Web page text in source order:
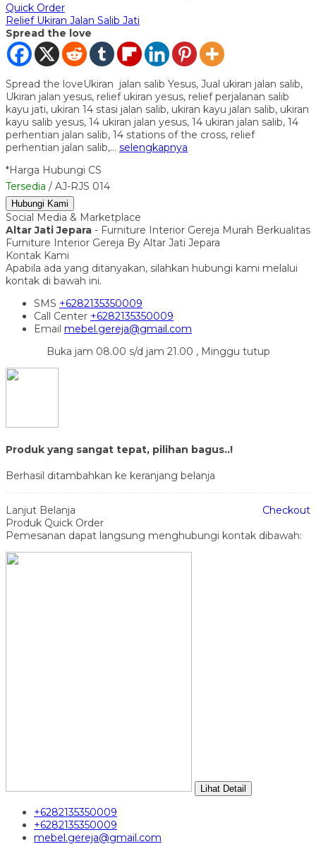
Quick Order
Relief Ukiran Jalan Salib Jati
Spread the love
Spread the loveUkiran jalan salib Yesus, Jual ukiran jalan salib,
Ukiran jalan yesus, relief ukiran yesus, relief perjalanan salib
kayu jati, ukiran 14 stasi jalan salib, ukiran kayu jalan salib, ukiran
kayu salib yesus, 14 ukiran jalan yesus, 14 ukiran jalan salib, 14
perhentian jalan salib, 14 stations of the cross, relief
perhentian jalan salib,… selengkapnya
*Harga Hubungi CS
Tersedia / AJ-RJS 014
Hubungi Kami
Social Media & Marketplace
Altar Jati Jepara - Furniture Interior Gereja Murah Berkualitas
Furniture Interior Gereja By Altar Jati Jepara
Kontak Kami
Apabila ada yang ditanyakan, silahkan hubungi kami melalui
kontak di bawah ini.
SMS +6282135350009
Call Center +6282135350009
Email mebel.gereja@gmail.com
Buka jam 08.00 s/d jam 21.00 , Minggu tutup
Produk yang sangat tepat, pilihan bagus..!
Berhasil ditambahkan ke keranjang belanja
Lanjut Belanja
Checkout
Produk Quick Order
Pemesanan dapat langsung menghubungi kontak dibawah:
Lihat Detail
+6282135350009
+6282135350009
mebel.gereja@gmail.com